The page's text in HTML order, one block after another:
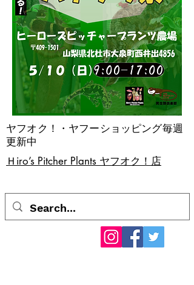
​Ｈiro’s Pitcher Plants ヤフオク！店
ヤフオク！・ヤフーショッピング毎週
更新中